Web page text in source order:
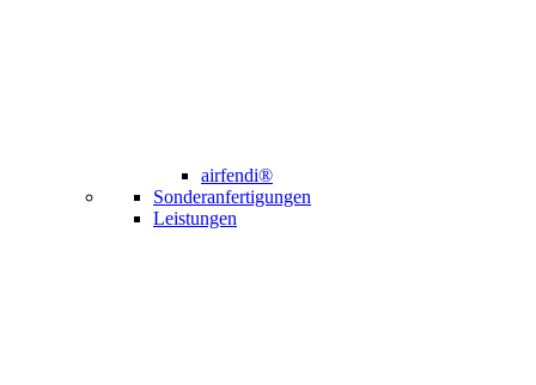
airfendi®
Sonderanfertigungen
Leistungen